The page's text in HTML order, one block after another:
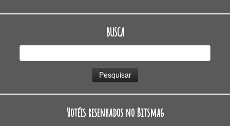
BUSCA
Hotéis resenhados no Bitsmag